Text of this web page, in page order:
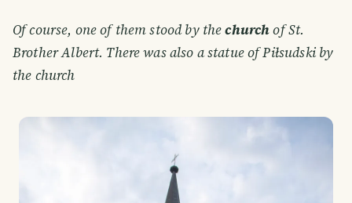
Of course, one of them stood by thechurchof St.
Brother Albert. There was also a statue of Piłsudski by
the church